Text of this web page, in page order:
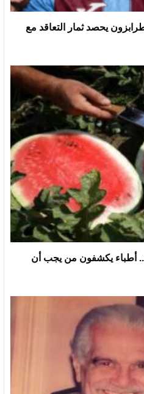
يحصد ثمار التعاقد مع
أطباء يكشفون من يجب أن